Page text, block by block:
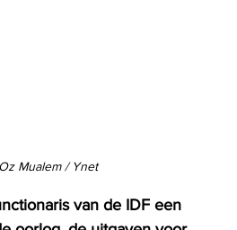
Mualem / Ynet
van de IDF een